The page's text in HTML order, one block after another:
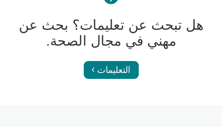
هل تبحث عن تعليمات؟ بحث عن
مهني في مجال الصحة.
التعليمات